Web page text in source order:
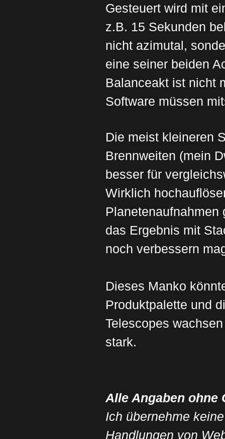
Gesteuert wird mit
z.B. 15 Sekunden
nicht azimutal,
eine seiner beiden
Balanceakt ist nicht
Software müssen
Die meist kleineren
Brennweiten (mein
besser für
Wirklich
das Ergebnis mit
noch verbessern
Dieses Manko
Produktpalette und
Telescopes
stark.
Alle Angaben ohne
Ich übernehme
Handlungen von